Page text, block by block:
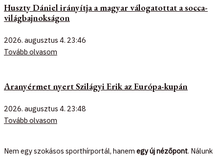
Huszty Dániel irányítja a magyar válogatottat a socca-
világbajnokságon
2026. augusztus 4. 23:46
Tovább olvasom
Aranyérmet nyert Szilágyi Erik az Európa-kupán
2026. augusztus 4. 23:48
Tovább olvasom
Nem egy szokásos sporthírportál, hanem egy új nézőpont. Nálunk